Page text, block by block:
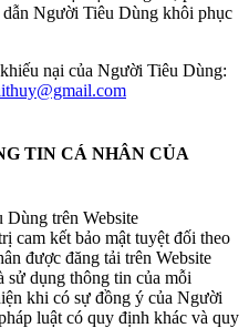
Người Tiêu Dùng khôi phục
nại của Người Tiêu Dùng:
TIN CÁ NHÂN CỦA
Dùng trên Website
cam kết bảo mật tuyệt đối theo
được đăng tải trên Website
sử dụng thông tin của mỗi
khi có sự đồng ý của Người
luật có quy định khác và quy